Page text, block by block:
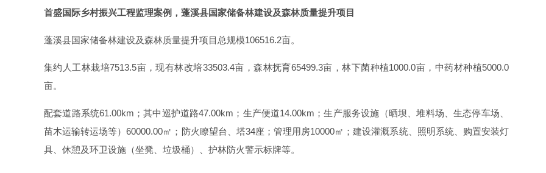
首盛国际乡村振兴工程监理案例，蓬溪县国家储备林建设及森林质量提升项目
蓬溪县国家储备林建设及森林质量提升项目总规模106516.2亩。
集约人工林栽培7513.5亩，现有林改培33503.4亩，森林抚育65499.3亩，林下菌种植1000.0亩，中药材种植5000.0
亩。
配套道路系统61.00km；其中巡护道路47.00km；生产便道14.00km；生产服务设施（晒坝、堆料场、生态停车场、
苗木运输转运场等）60000.00㎡；防火瞭望台、塔34座；管理用房10000㎡；建设灌溉系统、照明系统、购置安装灯
具、休憩及环卫设施（坐凳、垃圾桶）、护林防火警示标牌等。